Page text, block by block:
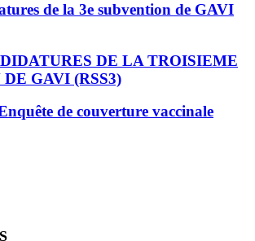
de la 3e subvention de GAVI
DE LA TROISIEME
GAVI (RSS3)
de couverture vaccinale